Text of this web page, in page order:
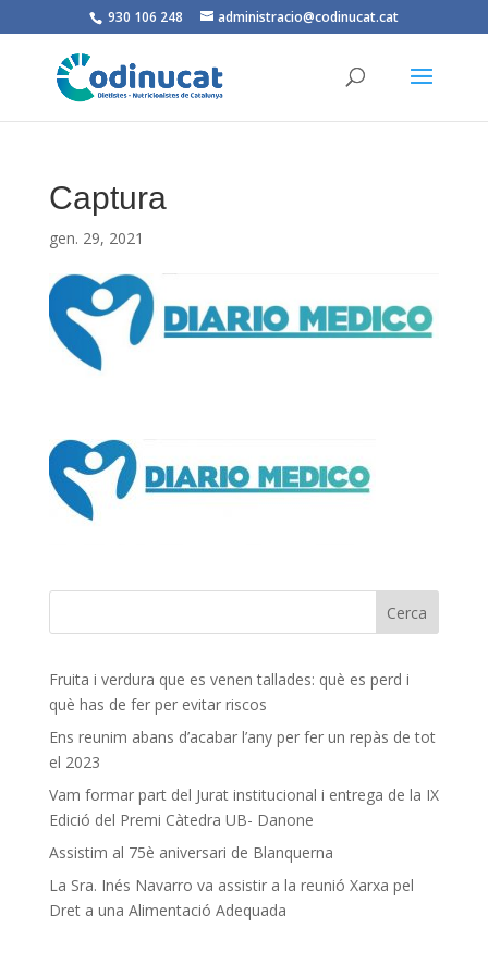
930 106 248 administracio@codinucat.cat
Captura
gen. 29, 2021
Fruita i verdura que es venen tallades: què es perd i
què has de fer per evitar riscos
Ens reunim abans d’acabar l’any per fer un repàs de tot
el 2023
Vam formar part del Jurat institucional i entrega de la IX
Edició del Premi Càtedra UB- Danone
Assistim al 75è aniversari de Blanquerna
La Sra. Inés Navarro va assistir a la reunió Xarxa pel
Dret a una Alimentació Adequada